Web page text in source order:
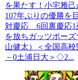
を果たす！小宅雅
107年ぶりの優勝を
対慶応 6回裏慶応1
を放ちガッツポー
山健太）＜全国高
－0土浦日大＞◇2...